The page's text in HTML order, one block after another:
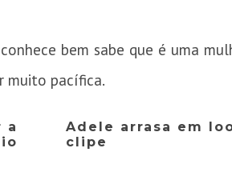
bem sabe que é uma
muito pacífica.
a
Adele arrasa em
clipe